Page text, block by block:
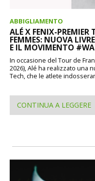
ABBIGLIAMENTO
ALÉ X FENIX-PREMIER
FEMMES: NUOVA
E IL MOVIMENTO
In occasione del Tour de
2026), Alé ha realizzato una
Tech, che le atlete
CONTINUA A LEGGERE